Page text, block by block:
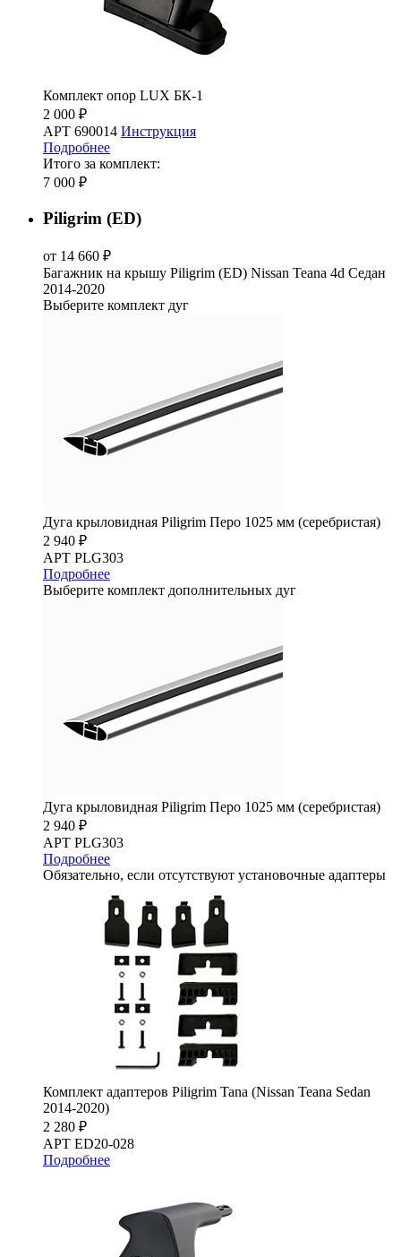
Комплект опор LUX БК-1
2 000 ₽
АРТ 690014 Инструкция
Подробнее
Итого за комплект:
7 000 ₽
Piligrim (ED)
от 14 660 ₽
Багажник на крышу Piligrim (ED) Nissan Teana 4d Седан
2014-2020
Выберите комплект дуг
Дуга крыловидная Piligrim Перо 1025 мм (серебристая)
2 940 ₽
АРТ PLG303
Подробнее
Выберите комплект дополнительных дуг
Дуга крыловидная Piligrim Перо 1025 мм (серебристая)
2 940 ₽
АРТ PLG303
Подробнее
Обязательно, если отсутствуют установочные адаптеры
Комплект адаптеров Piligrim Tana (Nissan Teana Sedan
2014-2020)
2 280 ₽
АРТ ED20-028
Подробнее